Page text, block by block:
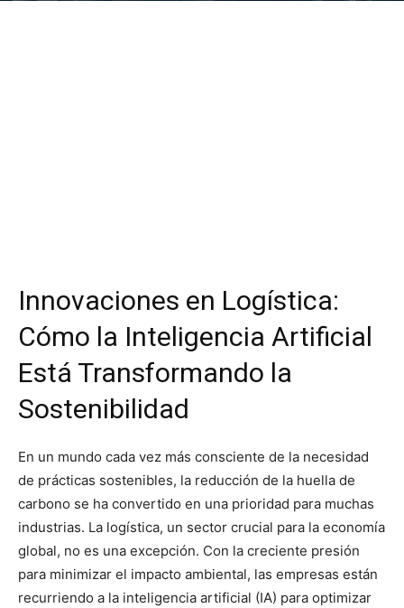
Innovaciones en Logística:
Cómo la Inteligencia Artificial
Está Transformando la
Sostenibilidad
En un mundo cada vez más consciente de la necesidad
de prácticas sostenibles, la reducción de la huella de
carbono se ha convertido en una prioridad para muchas
industrias. La logística, un sector crucial para la economía
global, no es una excepción. Con la creciente presión
para minimizar el impacto ambiental, las empresas están
recurriendo a la inteligencia artificial (IA) para optimizar